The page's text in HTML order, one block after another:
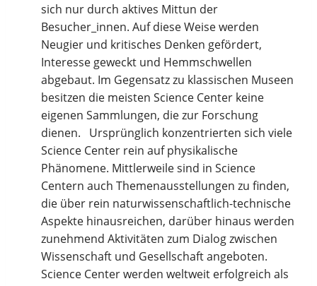
sich nur durch aktives Mittun der
Besucher_innen. Auf diese Weise werden
Neugier und kritisches Denken gefördert,
Interesse geweckt und Hemmschwellen
abgebaut. Im Gegensatz zu klassischen Museen
besitzen die meisten Science Center keine
eigenen Sammlungen, die zur Forschung
dienen. Ursprünglich konzentrierten sich viele
Science Center rein auf physikalische
Phänomene. Mittlerweile sind in Science
Centern auch Themenausstellungen zu finden,
die über rein naturwissenschaftlich-technische
Aspekte hinausreichen, darüber hinaus werden
zunehmend Aktivitäten zum Dialog zwischen
Wissenschaft und Gesellschaft angeboten.
Science Center werden weltweit erfolgreich als